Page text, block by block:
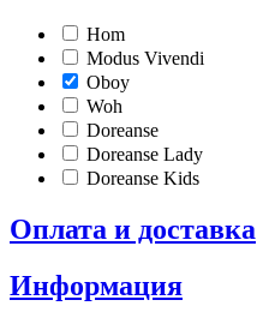
Hom
Modus Vivendi
Oboy
Woh
Doreanse
Doreanse Lady
Doreanse Kids
Оплата и доставка
Информация